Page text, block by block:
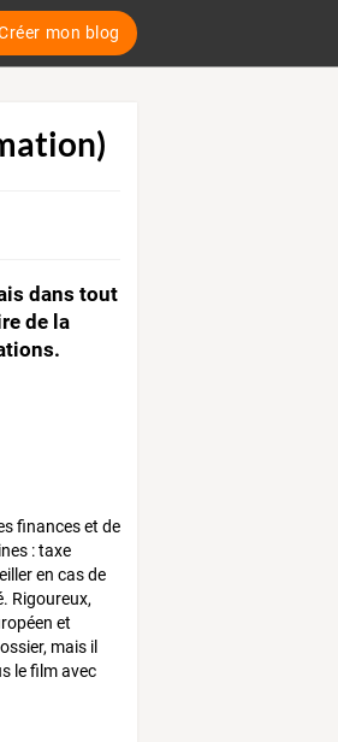
mon blog
dans tout
de la
finances et de
: taxe
en cas de
Rigoureux,
et
mais il
le film avec